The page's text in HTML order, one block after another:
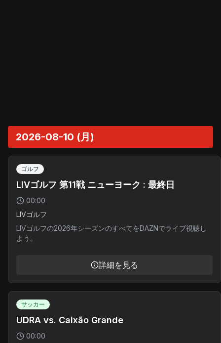
2026-08-10 (月)
ゴルフ
LIVゴルフ 第11戦 ニューヨーク : 最終日
00:00
LIVゴルフ
LIVゴルフの2026年シーズンのすべてをDAZNでライブ視聴し
よう。
詳細を見る
サッカー
UDRA vs. Caixão Grande
00:00